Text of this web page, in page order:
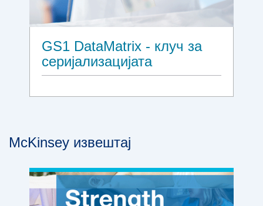
GS1 DataMatrix - клуч за
серијализацијата
McKinsey извештај